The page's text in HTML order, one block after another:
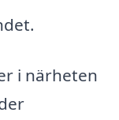
i närheten